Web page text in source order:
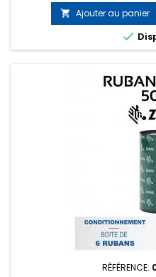
 Ajouter au panier

RÉFÉRENCE: